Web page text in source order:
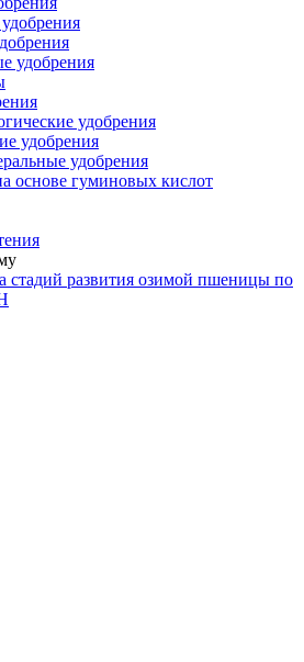
удобрения
удобрения
удобрения
удобрения
основе гуминовых кислот
стадий развития озимой пшеницы по